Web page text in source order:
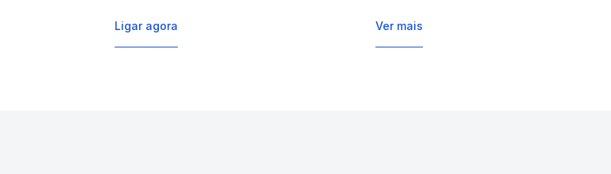
Ligar agora Ver mais